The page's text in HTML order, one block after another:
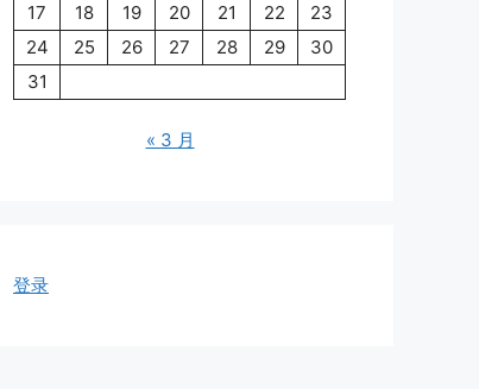
17
18 19 20 21 22
23
24
25 26 27 28 29
30
31
« 3 月
登录